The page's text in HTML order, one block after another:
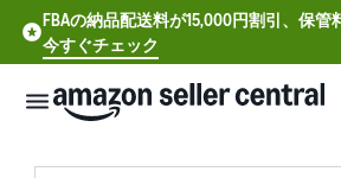
FBAの納品配送料が15,000円割引、保管
今すぐチェック